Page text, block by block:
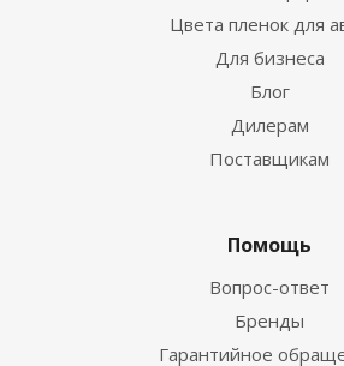
Цвета пленок для
Для бизнеса
Блог
Дилерам
Поставщикам
Помощь
Вопрос-ответ
Бренды
Гарантийное